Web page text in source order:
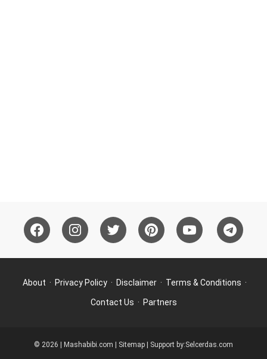
About Privacy Policy Disclaimer Terms & Conditions
Contact Us Partners
© 2026 | Mashabibi.com | Sitemap | Support by:Selcerdas.com